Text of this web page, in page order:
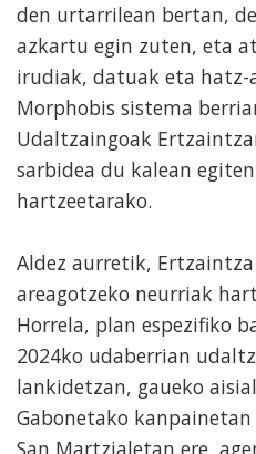
den urtarrilean bertan,
azkartu egin zuten, eta
irudiak, datuak eta
Morphobis sistema
Udaltzaingoak
sarbidea du kalean
hartzeetarako.
Aldez aurretik,
areagotzeko neurriak
Horrela, plan espezifiko
2024ko udaberrian
lankidetzan, gaueko
Gabonetako